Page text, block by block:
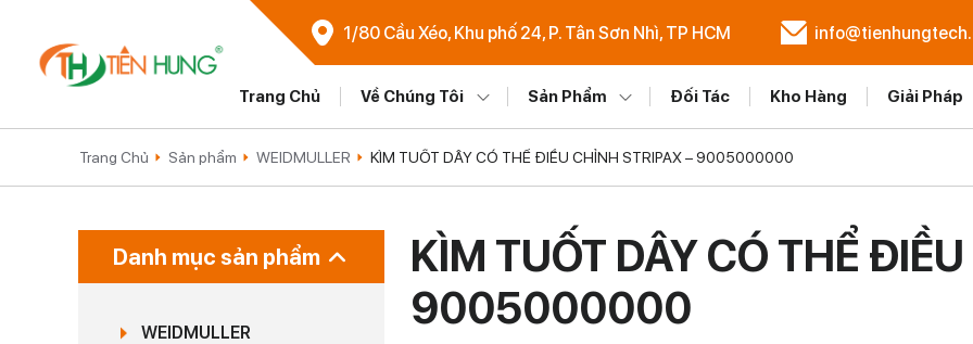
1/80 Cầu Xéo, Khu phố 24, P. Tân Sơn Nhì, TP HCM
Trang Chủ Về Chúng Tôi Sản Phẩm Đối Tác Kho Hàng Giải Pháp
Trang Chủ Sản phẩm WEIDMULLER KÌM TUỐT DÂY CÓ THỂ ĐIỀU CHỈNH STRIPAX – 9005000000
Danh mục sản phẩm
WEIDMULLER
KÌM TUỐT DÂY CÓ THỂ
9005000000